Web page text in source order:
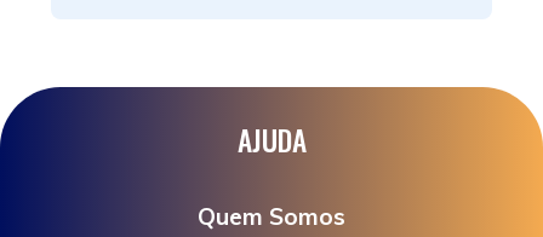
AJUDA
Quem Somos